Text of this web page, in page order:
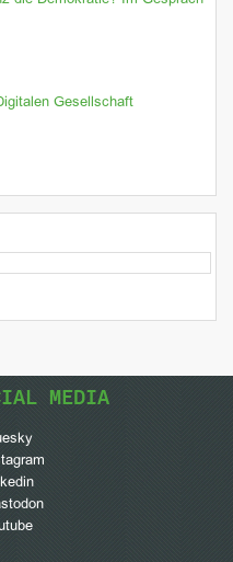
Gesellschaft
MEDIA